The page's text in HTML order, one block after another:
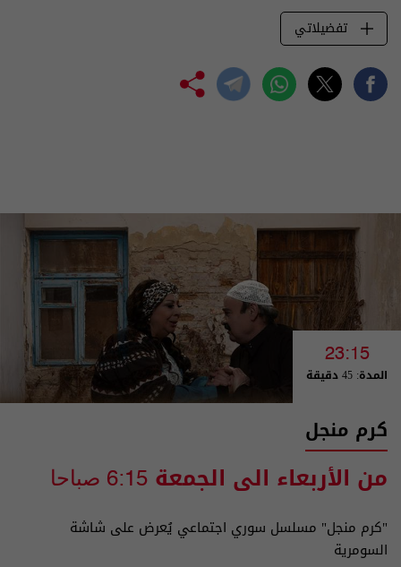
تفضيلاتي
23:15
المدة: 45 دقيقة
كرم منجل
من الأربعاء الى الجمعة 6:15 صباحا
"كرم منجل" مسلسل سوري اجتماعي يُعرض على شاشة
السومرية